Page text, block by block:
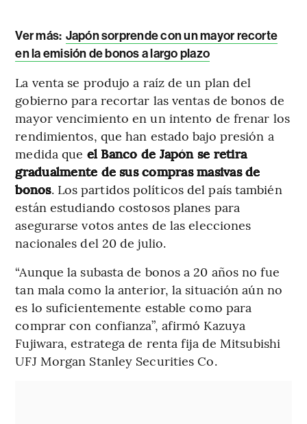
Ver más: Japón sorprende con un mayor recorte
en la emisión de bonos a largo plazo
La venta se produjo a raíz de un plan del
gobierno para recortar las ventas de bonos de
mayor vencimiento en un intento de frenar los
rendimientos, que han estado bajo presión a
medida que el Banco de Japón se retira
gradualmente de sus compras masivas de
bonos. Los partidos políticos del país también
están estudiando costosos planes para
asegurarse votos antes de las elecciones
nacionales del 20 de julio.
“Aunque la subasta de bonos a 20 años no fue
tan mala como la anterior, la situación aún no
es lo suficientemente estable como para
comprar con confianza”, afirmó Kazuya
Fujiwara, estratega de renta fija de Mitsubishi
UFJ Morgan Stanley Securities Co.